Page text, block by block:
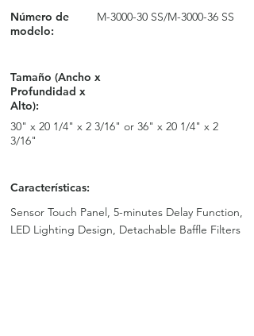
Número de
modelo:
M-3000-30 SS/M-3000-36 SS
Tamaño (Ancho x
Profundidad x
Alto):
30" x 20 1/4" x 2 3/16" or 36" x 20 1/4" x 2
3/16"
Características:
Sensor Touch Panel, 5-minutes Delay Function,
LED Lighting Design, Detachable Baffle Filters